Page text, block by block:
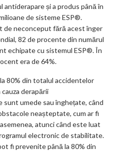
și a produs până în
de sisteme ESP®.
de neconceput fără acest înger
82 de procente din numărul
echipate cu sistemul ESP®. În
era de 64%.
80% din totalul accidentelor
derapării
sunt umede sau înghețate, când
neașteptate, cum ar fi
atunci când este luat
electronic de stabilitate.
fi prevenite până la 80% din